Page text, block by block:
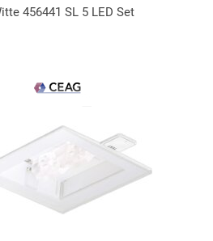
456441 SL 5 LED Set